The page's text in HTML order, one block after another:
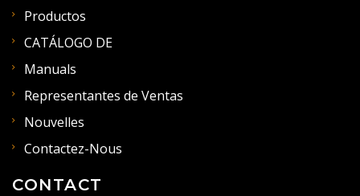
Productos
CATÁLOGO DE
Manuals
Representantes de Ventas
Nouvelles
Contactez-Nous
CONTACT